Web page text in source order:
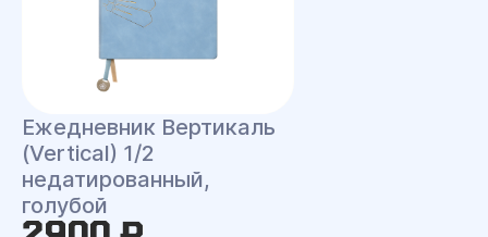
Ежедневник Вертикаль
(Vertical) 1/2
недатированный,
голубой